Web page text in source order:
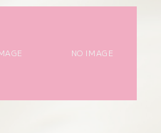
NO IMAGE